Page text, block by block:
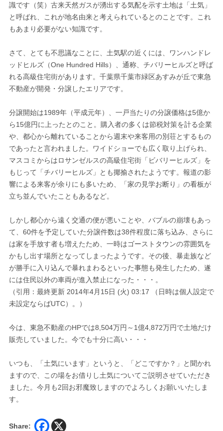
識です（笑）古来天然ガスが湧出する気配を示す土地は「土気」
と呼ばれ、これが地名由来と考えられているとのことです。これ
もあまり必要がない知識です。
さて、とても不思議なことに、土気駅の近くには、ワンハンドレ
ッドヒルズ（One Hundred Hills）、通称、チバリーヒルズと呼ば
れる高級住宅街があります。千葉県千葉市緑区あすみが丘で東急
不動産が開発・分譲したエリアです。
分譲開始は1989年（平成元年）、一戸当たりの分譲価格は5億か
ら15億円に上ったとのこと。購入者の多くは節税対策を計る企業
や、都心から離れていることから週末や来客用の別荘とするもの
であったと言われました。ワイドショーでも広く取り上げられ、
マスコミからはロサンゼルスの高級住宅街「ビバリーヒルズ」を
もじって「チバリーヒルズ」とも揶揄されたようです。報道の影
響による来客が余りにも多いため、「家の見学お断り」の看板が
立ち並んでいたこともあるなど。
しかし都心から遠く交通の便が悪いことや、バブルの崩壊もあっ
て、60件を予定していた分譲件数は38件程度に落ち込み、さらに
は家を手放す者も増えたため、一時はゴーストタウンの雰囲気を
かもし出す場所となってしまったようです。その後、暴走族など
が勝手に入り込んで暴れまわるといった事態も発生したため、遂
には住民以外の車両が進入禁止になった・・・。
（引用：最終更新 2014年4月15日 (火) 03:17 （日時は個人設定で
未設定ならばUTC）。）
今は、東急不動産のHPでは8,504万円～1億4,872万円で土地だけ
販売していました。今でも十分に高い・・・
いつも、「土気にいます」というと、「どこですか？」と聞かれ
ますので、この場をお借りし土気についてご説明させていただき
ました。今月も2回お邪魔致しますのでよろしくお願いいたしま
す。
Share: